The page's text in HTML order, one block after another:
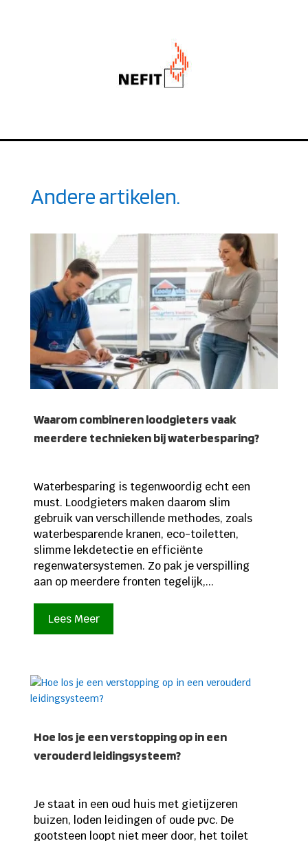
Andere artikelen.
Waarom combineren loodgieters vaak
meerdere technieken bij waterbesparing?
Waterbesparing is tegenwoordig echt een
must. Loodgieters maken daarom slim
gebruik van verschillende methodes, zoals
waterbesparende kranen, eco-toiletten,
slimme lekdetectie en efficiënte
regenwatersystemen. Zo pak je verspilling
aan op meerdere fronten tegelijk,...
Lees Meer
Hoe los je een verstopping op in een
verouderd leidingsysteem?
Je staat in een oud huis met gietijzeren
buizen, loden leidingen of oude pvc. De
gootsteen loopt niet meer door, het toilet